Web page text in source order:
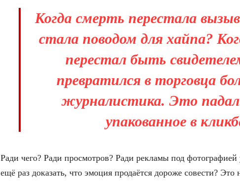
Когда смерть перестала
стала поводом для хайпа?
перестал быть
превратился в торговца
журналистика. Это
упакованное в
Ради чего? Ради просмотров? Ради рекламы под
ещё раз доказать, что эмоция продаётся дороже совести? Это